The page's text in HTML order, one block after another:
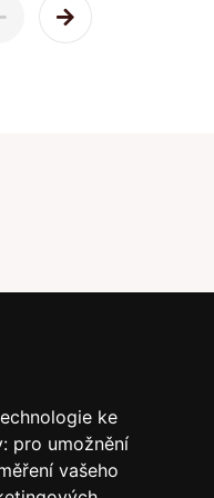
ke
pro umožnění
vašeho
o
se